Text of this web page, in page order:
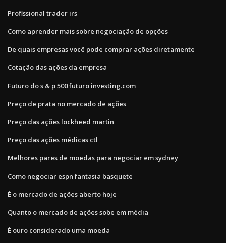
Profissional trader irs
Como aprender mais sobre negociação de opções
De quais empresas você pode comprar ações diretamente
Cotação das ações da empresa
Futuro do s & p 500 futuro investing.com
Preço de prata no mercado de ações
Preço das ações lockheed martin
Preço das ações médicas ctl
Melhores pares de moedas para negociar em sydney
Como negociar espn fantasia basquete
É o mercado de ações aberto hoje
Quanto o mercado de ações sobe em média
É ouro considerado uma moeda